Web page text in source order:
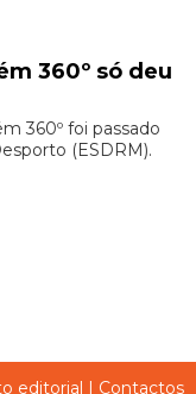
360º só deu
360º foi passado
(ESDRM).
editorial Contactos